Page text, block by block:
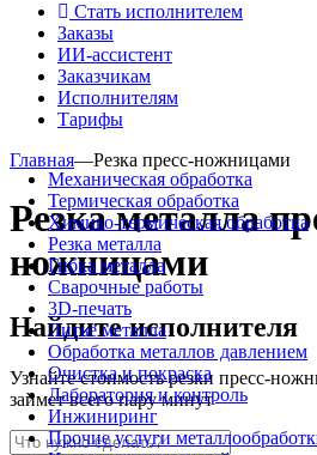
Стать исполнителем
Заказы
ИИ-ассистент
Заказчикам
Исполнителям
Тарифы
Механическая обработка
Термическая обработка
Химико-термическая обработка
Резка металла
Гибка металла
Сварочные работы
3D-печать
Литьё металла
Обработка металлов давлением
Очистка и покраска
Лаборатория и контроль
Инжиниринг
Прочие услуги
Главная—Резка пресс-ножницами
Резка металла
ножницами
Найдите исполнителя
Узнайте стоимость резки пресс-
займет всего пару минут